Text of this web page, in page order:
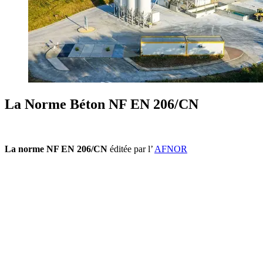
La Norme Béton NF EN 206/CN
La norme NF EN 206/CN éditée par l’ AFNOR